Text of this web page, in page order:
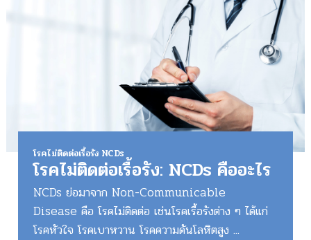
โรคไม่ติดต่อเรื้อรัง NCDs
โรคไม่ติดต่อเรื้อรัง: NCDs คืออะไร
NCDs ย่อมาจาก Non-Communicable
Disease คือ โรคไม่ติดต่อ เช่นโรคเรื้อรังต่าง ๆ ได้แก่
โรคหัวใจ โรคเบาหวาน โรคความดันโลหิตสูง ...